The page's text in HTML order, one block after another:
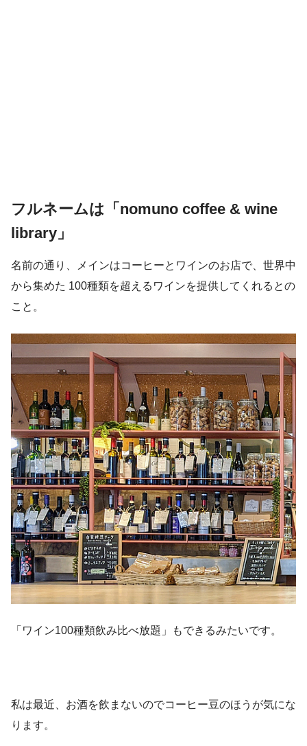
フルネームは「nomuno coffee & wine
library」
名前の通り、メインはコーヒーとワインのお店で、世界中
から集めた 100種類を超えるワインを提供してくれるとの
こと。
「ワイン100種類飲み比べ放題」もできるみたいです。
私は最近、お酒を飲まないのでコーヒー豆のほうが気にな
ります。